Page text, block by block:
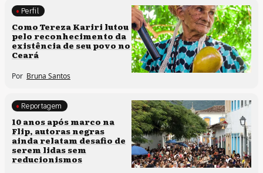
Comunidades tradicionais
Perfil
Como Tereza Kariri lutou
pelo reconhecimento da
existência de seu povo no
Ceará
Por Bruna Santos
Processos artísticos
Reportagem
10 anos após marco na
Flip, autoras negras
ainda relatam desafio de
serem lidas sem
reducionismos